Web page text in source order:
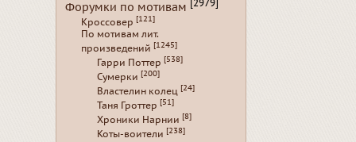
Форумки по мотивам [2979]
Кроссовер [121]
По мотивам лит.
произведений [1245]
Гарри Поттер [538]
Сумерки [200]
Властелин колец [24]
Таня Гроттер [51]
Хроники Нарнии [8]
Коты-воители [238]